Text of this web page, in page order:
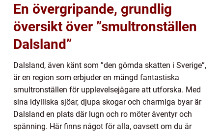
En övergripande, grundlig
översikt över ”smultronställen
Dalsland”
Dalsland, även känt som ”den gömda skatten i Sverige”,
är en region som erbjuder en mängd fantastiska
smultronställen för upplevelsejägare att utforska. Med
sina idylliska sjöar, djupa skogar och charmiga byar är
Dalsland en plats där lugn och ro möter äventyr och
spänning. Här finns något för alla, oavsett om du är